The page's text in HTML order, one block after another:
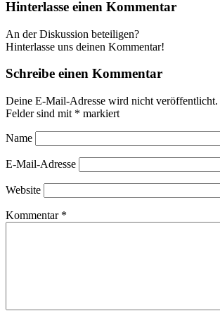
Hinterlasse einen Kommentar
An der Diskussion beteiligen?
Hinterlasse uns deinen Kommentar!
Schreibe einen Kommentar
Deine E-Mail-Adresse wird nicht veröffentlicht.
Felder sind mit * markiert
Name
E-Mail-Adresse
Website
Kommentar *